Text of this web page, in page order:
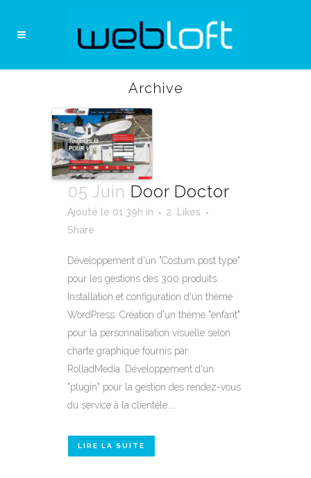
Archive
05 Juin Door Doctor
Ajouté le 01:39h in 2
Likes
Share
Développement d'un "Costum post type"
pour les gestions des 300 produits.
Installation et configuration d'un thème
WordPress. Création d'un thème "enfant"
pour la personnalisation visuelle selon
charte graphique fournis par
RolladMedia. Développement d'un
"plugin" pour la gestion des rendez-vous
du service à la clientèle....
LIRE LA SUITE